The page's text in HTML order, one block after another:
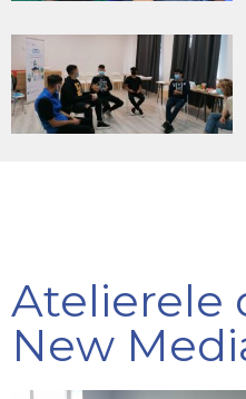
Atelierele
New